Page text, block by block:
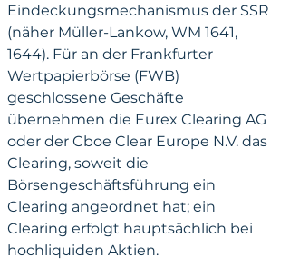
Eindeckungsmechanismus der SSR
(näher Müller-Lankow, WM 1641,
1644). Für an der Frankfurter
Wertpapierbörse (FWB)
geschlossene Geschäfte
übernehmen die Eurex Clearing AG
oder der Cboe Clear Europe N.V. das
Clearing, soweit die
Börsengeschäftsführung ein
Clearing angeordnet hat; ein
Clearing erfolgt hauptsächlich bei
hochliquiden Aktien.